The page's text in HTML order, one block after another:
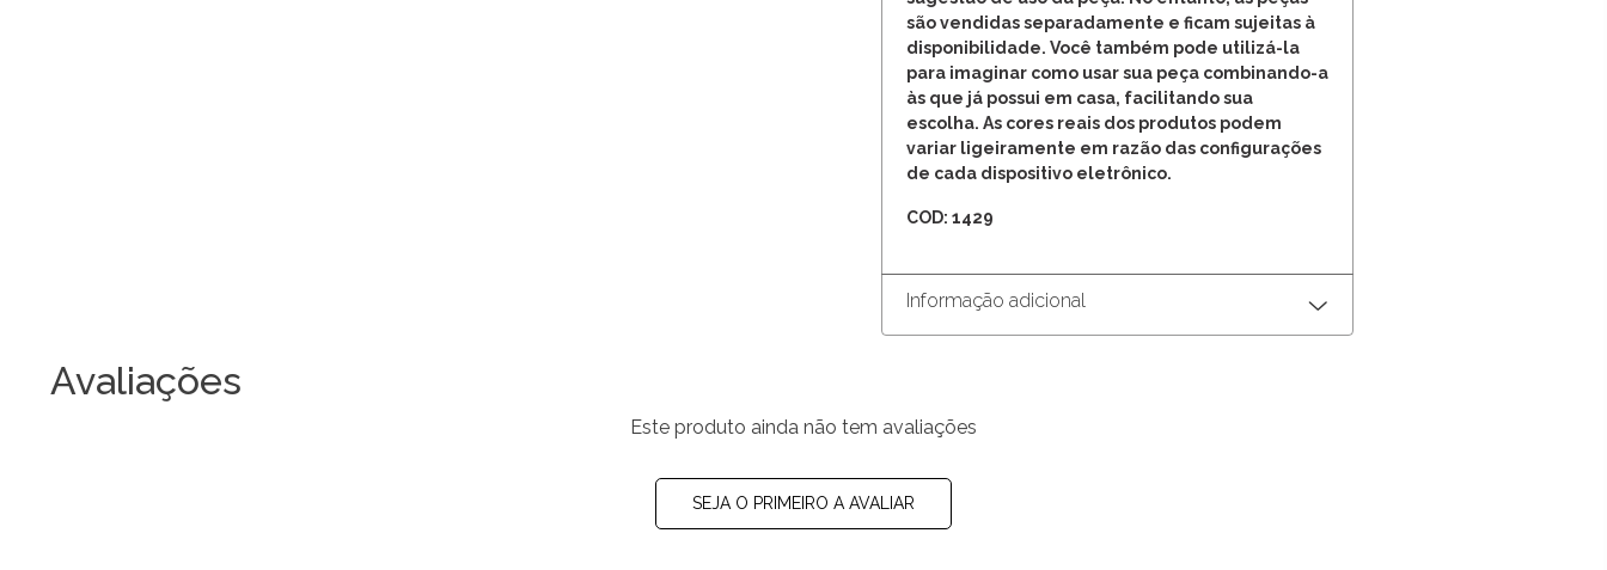
são vendidas separadamente e ficam sujeitas à
disponibilidade. Você também pode utilizá-la
para imaginar como usar sua peça combinando-a
às que já possui em casa, facilitando sua
escolha. As cores reais dos produtos podem
variar ligeiramente em razão das configurações
de cada dispositivo eletrônico.
COD: 1429
Informação adicional
Avaliações
Este produto ainda não tem avaliações
SEJA O PRIMEIRO A AVALIAR